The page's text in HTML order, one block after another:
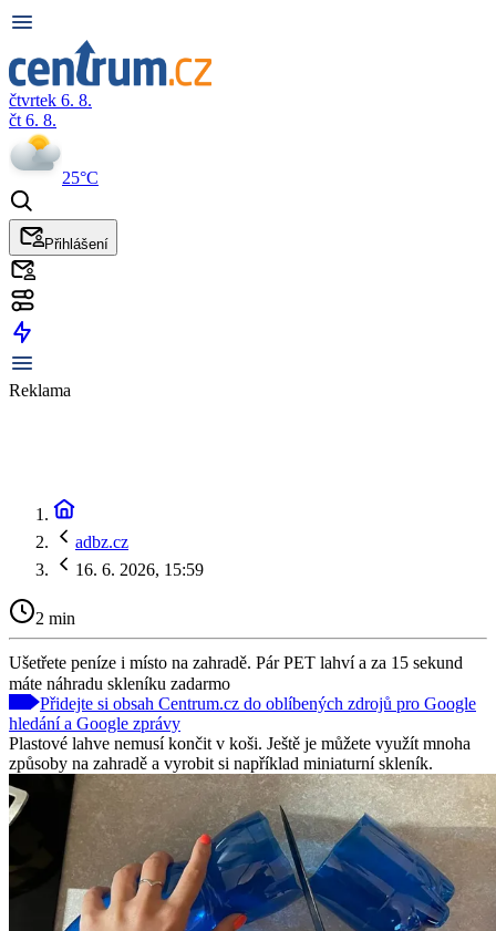
čtvrtek 6. 8.
čt 6. 8.
25°C
Přihlášení
Reklama
adbz.cz
16. 6. 2026, 15:59
2 min
Ušetřete peníze i místo na zahradě. Pár PET lahví a za 15 sekund
máte náhradu skleníku zadarmo
Přidejte si obsah Centrum.cz do oblíbených zdrojů pro Google
hledání a Google zprávy
Plastové lahve nemusí končit v koši. Ještě je můžete využít mnoha
způsoby na zahradě a vyrobit si například miniaturní skleník.